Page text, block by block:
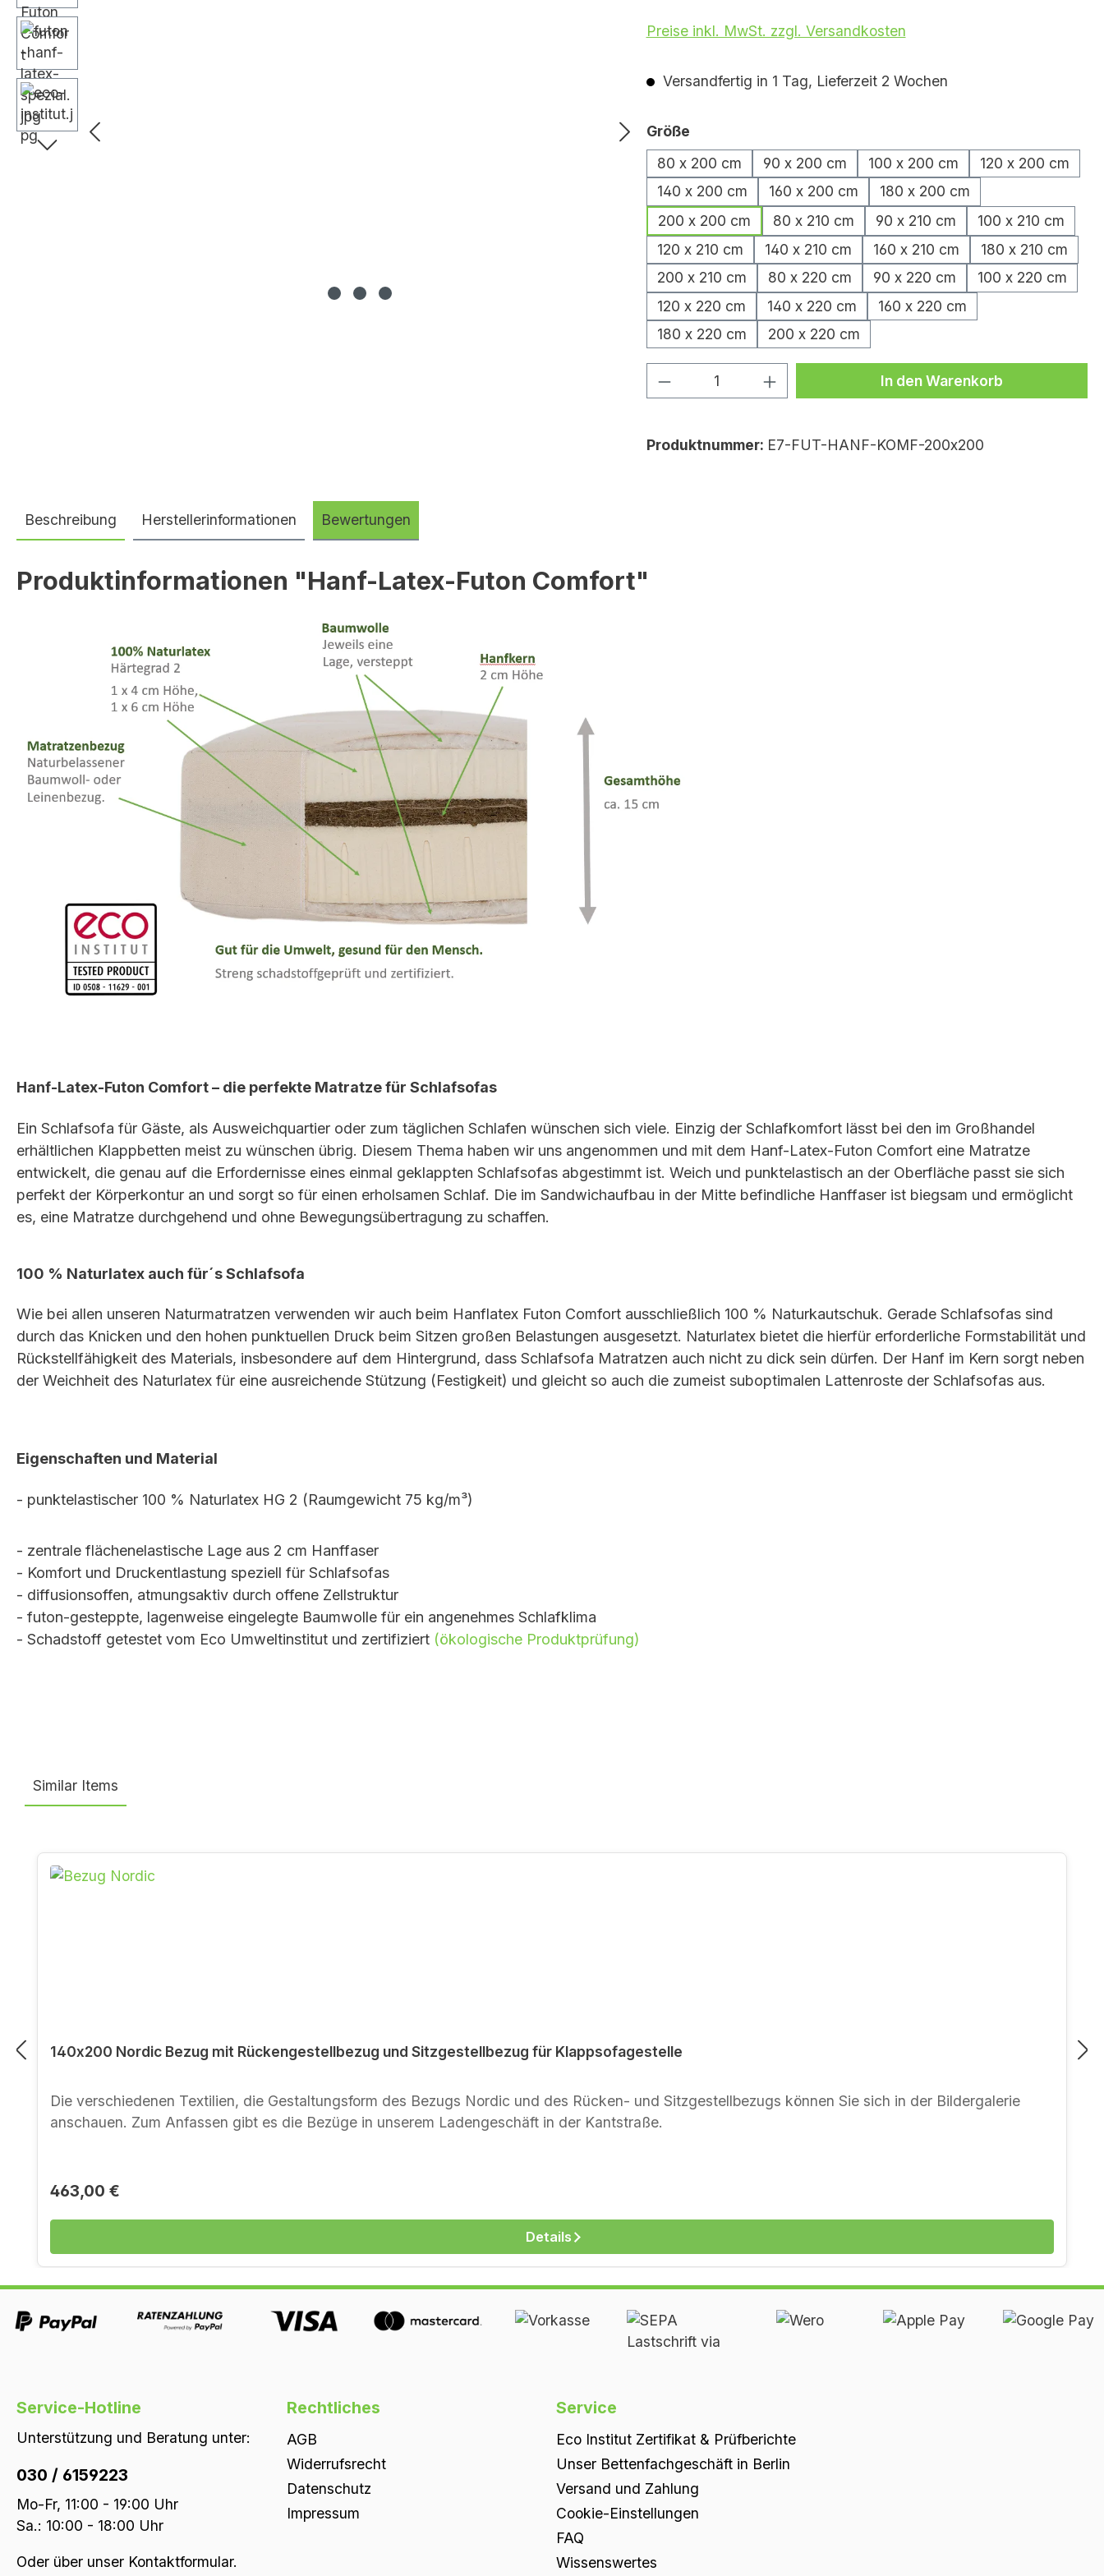
Preise inkl. MwSt. zzgl. Versandkosten
Versandfertig in 1 Tag, Lieferzeit 2 Wochen
Größeauswählen
80 x 200 cm
90 x 200 cm 100 x 200 cm
120 x 200 cm
140 x 200 cm
160 x 200 cm
180 x 200 cm
200 x 200 cm
80 x 210 cm 90 x 210 cm
100 x 210 cm
120 x 210 cm
140 x 210 cm 160 x 210 cm
180 x 210 cm
200 x 210 cm
80 x 220 cm 90 x 220 cm
100 x 220 cm
120 x 220 cm
140 x 220 cm
160 x 220 cm
180 x 220 cm
200 x 220 cm
Produkt Anzahl: Gib den gewünschten
In den Warenkorb
Produktnummer: E7-FUT-HANF-KOMF-200x200
Beschreibung Herstellerinformationen Bewertungen
Produktinformationen "Hanf-Latex-Futon Comfort"
Hanf-Latex-Futon Comfort – die perfekte Matratze für Schlafsofas
Ein Schlafsofa für Gäste, als Ausweichquartier oder zum täglichen Schlafen wünschen sich viele. Einzig der Schlafkomfort lässt bei den im Großhandel
erhältlichen Klappbetten meist zu wünschen übrig. Diesem Thema haben wir uns angenommen und mit dem Hanf-Latex-Futon Comfort eine Matratze
entwickelt, die genau auf die Erfordernisse eines einmal geklappten Schlafsofas abgestimmt ist. Weich und punktelastisch an der Oberfläche passt sie sich
perfekt der Körperkontur an und sorgt so für einen erholsamen Schlaf. Die im Sandwichaufbau in der Mitte befindliche Hanffaser ist biegsam und ermöglicht
es, eine Matratze durchgehend und ohne Bewegungsübertragung zu schaffen.
100 % Naturlatex auch für´s Schlafsofa
Wie bei allen unseren Naturmatratzen verwenden wir auch beim Hanflatex Futon Comfort ausschließlich 100 % Naturkautschuk. Gerade Schlafsofas sind
durch das Knicken und den hohen punktuellen Druck beim Sitzen großen Belastungen ausgesetzt. Naturlatex bietet die hierfür erforderliche Formstabilität und
Rückstellfähigkeit des Materials, insbesondere auf dem Hintergrund, dass Schlafsofa Matratzen auch nicht zu dick sein dürfen. Der Hanf im Kern sorgt neben
der Weichheit des Naturlatex für eine ausreichende Stützung (Festigkeit) und gleicht so auch die zumeist suboptimalen Lattenroste der Schlafsofas aus.
Eigenschaften und Material
- punktelastischer 100 % Naturlatex HG 2 (Raumgewicht 75 kg/m³)
- zentrale flächenelastische Lage aus 2 cm Hanffaser
- Komfort und Druckentlastung speziell für Schlafsofas
- diffusionsoffen, atmungsaktiv durch offene Zellstruktur
- futon-gesteppte, lagenweise eingelegte Baumwolle für ein angenehmes Schlafklima
- Schadstoff getestet vom Eco Umweltinstitut und zertifiziert (ökologische Produktprüfung)
Similar Items
140x200 Nordic Bezug mit Rückengestellbezug und Sitzgestellbezug für Klappsofagestelle
Die verschiedenen Textilien, die Gestaltungsform des Bezugs Nordic und des Rücken- und Sitzgestellbezugs können Sie sich in der Bildergalerie
Regulärer Preis:
463,00 €
Details
Service-Hotline
Unterstützung und Beratung unter:
030 / 6159223
Mo-Fr, 11:00 - 19:00 Uhr
Sa.: 10:00 - 18:00 Uhr
Oder über unser Kontaktformular.
Rechtliches
AGB
Widerrufsrecht
Datenschutz
Impressum
Service
Eco Institut Zertifikat & Prüfberichte
Unser Bettenfachgeschäft in Berlin
Versand und Zahlung
Cookie-Einstellungen
FAQ
Wissenswertes